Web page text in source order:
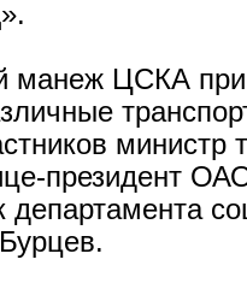
манеж ЦСКА
министр
президент